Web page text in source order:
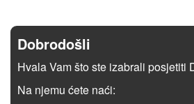
Dobrodošli
Hvala Vam što ste izabrali posjetiti
Na njemu ćete naći: